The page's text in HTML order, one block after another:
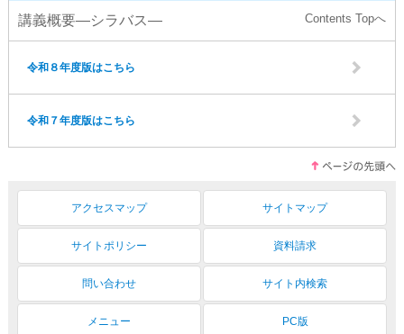
講義概要―シラバス―
令和８年度版はこちら
令和７年度版はこちら
アクセスマップ サイトマップ
サイトポリシー 資料請求
問い合わせ サイト内検索
メニュー PC版